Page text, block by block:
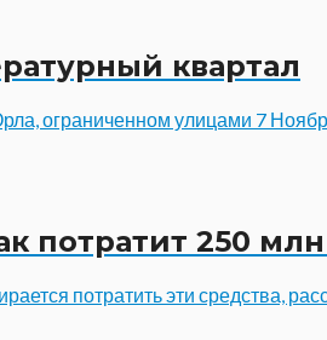
квартал
ограниченном улицами 7
потратит 250
потратить эти средства,